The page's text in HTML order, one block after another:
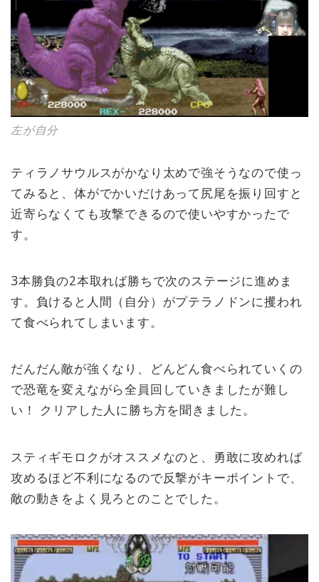
左が自分
ティラノサウルスがかなり太めで強そうなので使っ
てみると、体がでかいだけあって尻尾を振り回すと
近寄らなくても攻撃できるので使いやすかったで
す。
3本勝負の2本取れば勝ちで次のステージに進めま
す。負けると人間（自分）がプテラノドンに攫われ
て食べられてしまいます。
だんだん敵が強くなり、どんどん食べられていくの
で恐竜を変えながら全員回していきましたが難し
い！ クリアした人に勝ち方を聞きました。
スティギモロクがオススメなのと、勇敢に攻めれば
攻めるほど不利になるので反撃がキーポイントで、
敵の動きをよく見ろとのことでした。